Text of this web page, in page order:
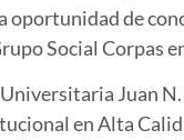
oportunidad de
Social Corpas
Juan
en Alta